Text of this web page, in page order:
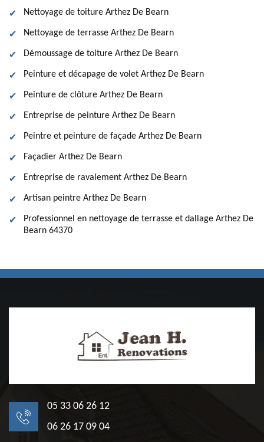
Nettoyage de toiture Arthez De Bearn
Nettoyage de terrasse Arthez De Bearn
Démoussage de toiture Arthez De Bearn
Peinture et décapage de volet Arthez De Bearn
Peinture de clôture Arthez De Bearn
Entreprise de peinture Arthez De Bearn
Peintre et peinture de façade Arthez De Bearn
Façadier Arthez De Bearn
Entreprise de ravalement Arthez De Bearn
Artisan peintre Arthez De Bearn
Professionnel en nettoyage de terrasse et dallage Arthez De
Bearn 64370
05 33 06 26 12
06 26 17 09 04